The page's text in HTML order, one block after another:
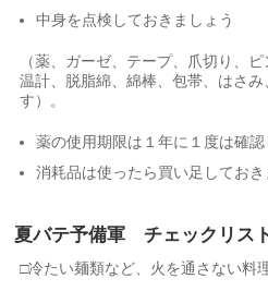
中身を点検しておきましょう
（薬、ガーゼ、テープ、爪切り、
温計、脱脂綿、綿棒、包帯、はさ
す）。
薬の使用期限は１年に１度は確認
消耗品は使ったら買い足しておき
夏バテ予備軍 チェックリス
□冷たい麺類など、火を通さない料